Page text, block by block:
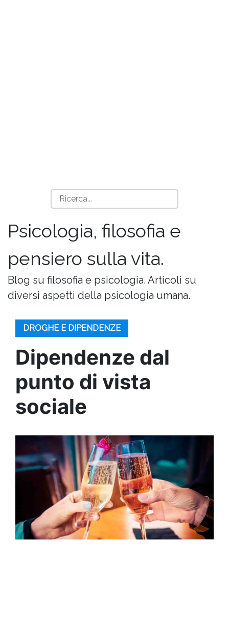
Psicologia, filosofia e
pensiero sulla vita.
Blog su filosofia e psicologia. Articoli su
diversi aspetti della psicologia umana.
DROGHE E DIPENDENZE
Dipendenze dal
punto di vista
sociale